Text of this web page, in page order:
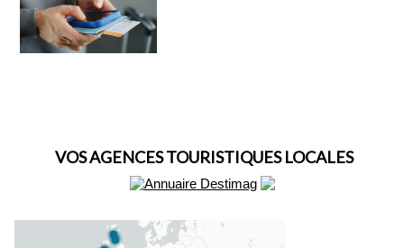
VOS AGENCES TOURISTIQUES LOCALES